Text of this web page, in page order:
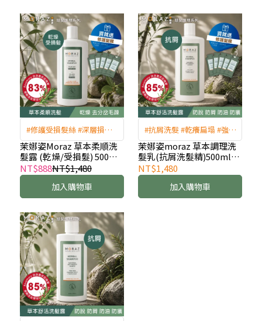
#修護受損髮絲 #深層損傷 #
油水平衡 #掉髮救星
茉娜姿Moraz 草本柔順洗
髮露 (乾燥/受損髮) 500ml/
罐
NT$888NT$1,480
加入購物車
#抗屑洗髮 #乾癢扁塌 #強健
髮根蓬鬆 #掉髮救星
茉娜姿moraz 草本調理洗
髮乳(抗屑洗髮精)500ml/
罐
NT$1,480
加入購物車